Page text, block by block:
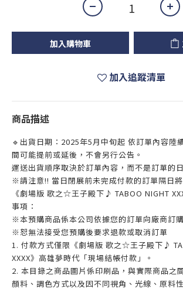
加入購物車
加入追蹤清單
商品描述
🔹出貨日期：2025年5月中旬起 依訂單內容陸
間可能提前或延後，不會另行公告。
運送出貨順序取決於訂單內容，而不是訂單的
※請注意!! 當日閉展前未完成付款的訂單隔日
《劇場版 歌之☆王子殿下♪ TABOO NIGHT
事項：
※本預購商品係本公司依據您的訂單向廠商訂購
※恕無法接受您預購後要求退款或取消訂單
1. 付款方式僅限《劇場版 歌之☆王子殿下♪
XXXX》高雄夢時代「現場結帳付款」。
2. 本目錄之商品圖片係印刷品，與實際商品之
顏料、調色方式以及因不同視角、光線、原料